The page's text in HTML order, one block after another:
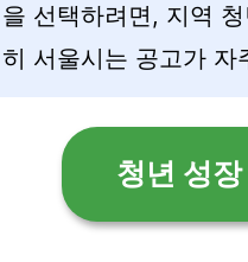
을 선택하려면, 지역
히 서울시는 공고가 자
청년 성